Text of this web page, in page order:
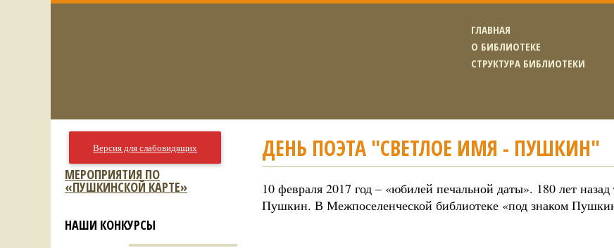
ГЛАВНАЯ
О БИБЛИОТЕКЕ
СТРУКТУРА БИБЛИОТЕКИ
ДЕНЬ ПОЭТА "СВЕТЛОЕ ИМЯ - ПУШКИН"
10 февраля 2017 год – «юбилей печальной даты». 180 лет
Пушкин. В Межпоселенческой библиотеке «под знаком
Версия для слабовидящих
МЕРОПРИЯТИЯ ПО
«ПУШКИНСКОЙ КАРТЕ»
НАШИ КОНКУРСЫ